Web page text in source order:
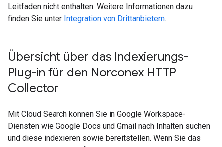
Leitfaden nicht enthalten. Weitere Informationen dazu
finden Sie unter Integration von Drittanbietern.
Übersicht über das Indexierungs-
Plug-in für den Norconex HTTP
Collector
Mit Cloud Search können Sie in Google Workspace-
Diensten wie Google Docs und Gmail nach Inhalten suchen
und diese indexieren sowie bereitstellen. Wenn Sie das